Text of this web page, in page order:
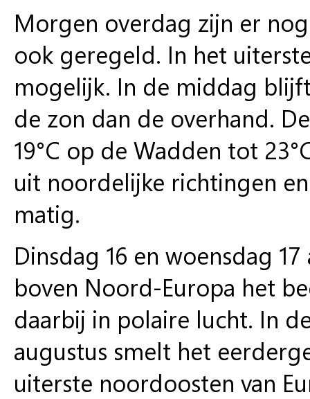
Morgen overdag zijn er
ook geregeld. In het
mogelijk. In de middag
de zon dan de overhand.
19°C op de Wadden tot
uit noordelijke richtingen
matig.
Dinsdag 16 en woensdag
boven Noord-Europa het
daarbij in polaire lucht. In
augustus smelt het
uiterste noordoosten van